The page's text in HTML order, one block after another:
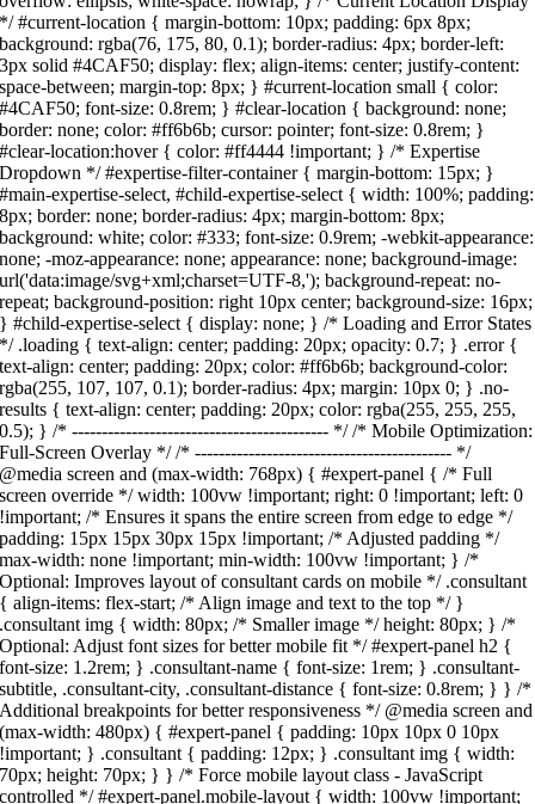
*/ #current-location { margin-bottom: 10px; padding: 6px 8px;
background: rgba(76, 175, 80, 0.1); border-radius: 4px; border-left:
3px solid #4CAF50; display: flex; align-items: center; justify-content:
space-between; margin-top: 8px; } #current-location small { color:
#4CAF50; font-size: 0.8rem; } #clear-location { background: none;
border: none; color: #ff6b6b; cursor: pointer; font-size: 0.8rem; }
#clear-location:hover { color: #ff4444 !important; } /* Expertise
Dropdown */ #expertise-filter-container { margin-bottom: 15px; }
#main-expertise-select, #child-expertise-select { width: 100%; padding:
8px; border: none; border-radius: 4px; margin-bottom: 8px;
background: white; color: #333; font-size: 0.9rem; -webkit-appearance:
none; -moz-appearance: none; appearance: none; background-image:
url('data:image/svg+xml;charset=UTF-8,'); background-repeat: no-
repeat; background-position: right 10px center; background-size: 16px;
} #child-expertise-select { display: none; } /* Loading and Error States
*/ .loading { text-align: center; padding: 20px; opacity: 0.7; } .error {
text-align: center; padding: 20px; color: #ff6b6b; background-color:
rgba(255, 107, 107, 0.1); border-radius: 4px; margin: 10px 0; } .no-
results { text-align: center; padding: 20px; color: rgba(255, 255, 255,
0.5); } /* ------------------------------------------- */ /* Mobile Optimization:
Full-Screen Overlay */ /* ------------------------------------------- */
@media screen and (max-width: 768px) { #expert-panel { /* Full
screen override */ width: 100vw !important; right: 0 !important; left: 0
!important; /* Ensures it spans the entire screen from edge to edge */
padding: 15px 15px 30px 15px !important; /* Adjusted padding */
max-width: none !important; min-width: 100vw !important; } /*
Optional: Improves layout of consultant cards on mobile */ .consultant
{ align-items: flex-start; /* Align image and text to the top */ }
.consultant img { width: 80px; /* Smaller image */ height: 80px; } /*
Optional: Adjust font sizes for better mobile fit */ #expert-panel h2 {
font-size: 1.2rem; } .consultant-name { font-size: 1rem; } .consultant-
subtitle, .consultant-city, .consultant-distance { font-size: 0.8rem; } } /*
Additional breakpoints for better responsiveness */ @media screen and
(max-width: 480px) { #expert-panel { padding: 10px 10px 0 10px
!important; } .consultant { padding: 12px; } .consultant img { width:
70px; height: 70px; } } /* Force mobile layout class - JavaScript
controlled */ #expert-panel.mobile-layout { width: 100vw !important;